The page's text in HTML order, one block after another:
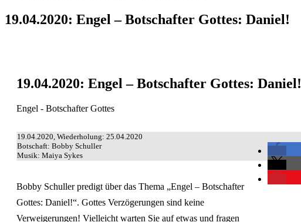
19.04.2020: Engel – Botschafter Gottes: Daniel!
19.04.2020: Engel – Botschafter Gottes: Daniel!
Engel - Botschafter Gottes
19.04.2020, Wiederholung: 25.04.2020
Botschaft: Bobby Schuller
Musik: Maiya Sykes
Bobby Schuller predigt über das Thema „Engel – Botschafter
Gottes: Daniel!“. Gottes Verzögerungen sind keine
Verweigerungen! Vielleicht warten Sie auf etwas und fragen